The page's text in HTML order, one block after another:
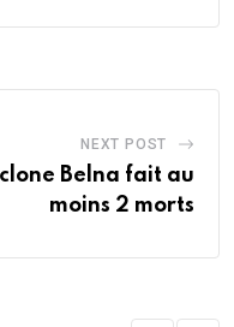
NEXT POST
Belna fait au
moins 2 morts